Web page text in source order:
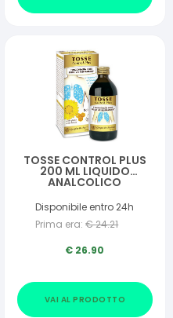
TOSSE CONTROL PLUS
200 ML LIQUIDO
ANALCOLICO
Disponibile entro 24h
Prima era: €24.21
€ 26.90
VAI AL PRODOTTO